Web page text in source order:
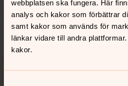
webbplatsen ska fungera. Här
analys och kakor som förbättrar
samt kakor som används för
länkar vidare till andra
kakor.